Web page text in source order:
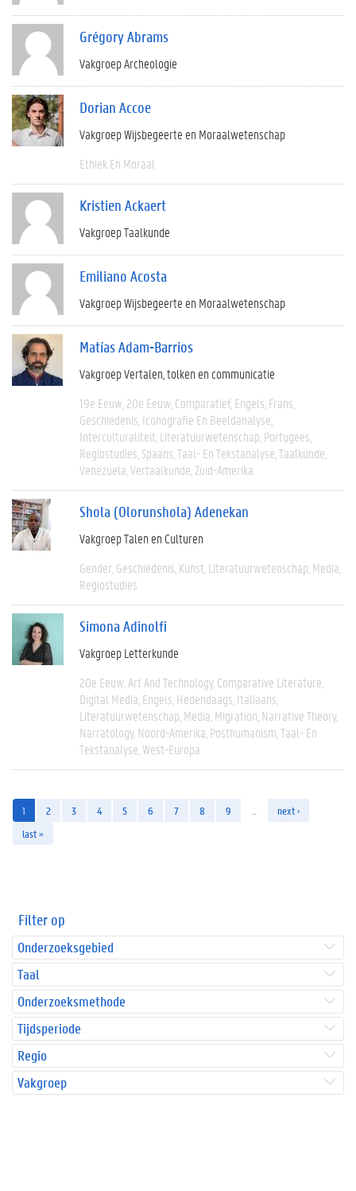
Grégory Abrams
Vakgroep Archeologie
Dorian Accoe
Vakgroep Wijsbegeerte en Moraalwetenschap
Ethiek En Moraal
Kristien Ackaert
Vakgroep Taalkunde
Emiliano Acosta
Vakgroep Wijsbegeerte en Moraalwetenschap
Matías Adam-Barrios
Vakgroep Vertalen, tolken en communicatie
19e Eeuw 20e Eeuw Comparatief Engels Frans
Geschiedenis Iconografie En Beeldanalyse
Interculturaliteit Literatuurwetenschap Portugees
Regiostudies Spaans Taal- En Tekstanalyse Taalkunde
Venezuela Vertaalkunde Zuid-Amerika
Shola (Olorunshola) Adenekan
Vakgroep Talen en Culturen
Gender Geschiedenis Kunst Literatuurwetenschap Media
Regiostudies
Simona Adinolfi
Vakgroep Letterkunde
20e Eeuw Art And Technology Comparative Literature
Digital Media Engels Hedendaags Italiaans
Literatuurwetenschap Media Migration Narrative Theory
Narratology Noord-Amerika Posthumanism Taal- En
Tekstanalyse West-Europa
1 2 3 4 5 6 7 8 9
next ›
last »
Filter op
Onderzoeksgebied
Taal
Onderzoeksmethode
Tijdsperiode
Regio
Vakgroep